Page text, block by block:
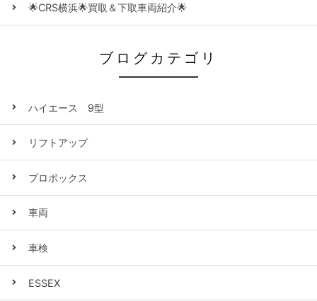
🌟CRS横浜🌟買取＆下取車両紹介🌟
ブログカテゴリ
ハイエース 9型
リフトアップ
プロボックス
車両
車検
ESSEX